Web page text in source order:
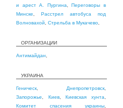
и арест А. Пургина ,Переговоры в
Минске
Расстрел автобуса под
Волновахой
Стрельба в Мукачево
ОРГАНИЗАЦИИ
Антимайдан
УКРАИНА
Геническ Днепропетровск
Запорожье
Киев,Киевская хунта
Комитет спасения украины